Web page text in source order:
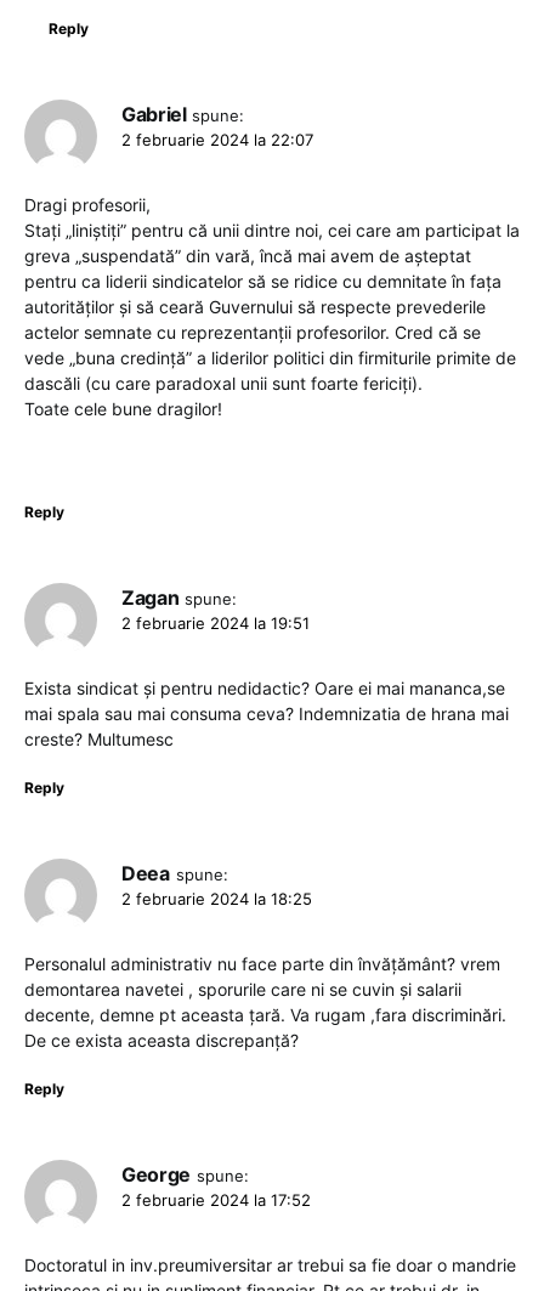
Reply
Gabriel spune:
2 februarie 2024 la 22:07
Dragi profesorii,
Stați „liniștiți” pentru că unii dintre noi, cei care am participat la
greva „suspendată” din vară, încă mai avem de așteptat
pentru ca liderii sindicatelor să se ridice cu demnitate în fața
autorităților și să ceară Guvernului să respecte prevederile
actelor semnate cu reprezentanții profesorilor. Cred că se
vede „buna credință” a liderilor politici din firmiturile primite de
dascăli (cu care paradoxal unii sunt foarte fericiți).
Toate cele bune dragilor!
Reply
Zagan spune:
2 februarie 2024 la 19:51
Exista sindicat și pentru nedidactic? Oare ei mai mananca,se
mai spala sau mai consuma ceva? Indemnizatia de hrana mai
creste? Multumesc
Reply
Deea spune:
2 februarie 2024 la 18:25
Personalul administrativ nu face parte din învățământ? vrem
demontarea navetei , sporurile care ni se cuvin și salarii
decente, demne pt aceasta țară. Va rugam ,fara discriminări.
De ce exista aceasta discrepanță?
Reply
George spune:
2 februarie 2024 la 17:52
Doctoratul in inv.preumiversitar ar trebui sa fie doar o mandrie